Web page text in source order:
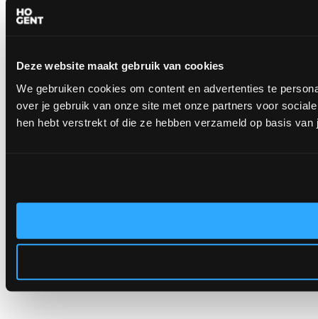
Deze website maakt gebruik van cookies
We gebruiken cookies om content en advertenties te
over je gebruik van onze site met onze partners voor
hen hebt verstrekt of die ze hebben verzameld op basis van